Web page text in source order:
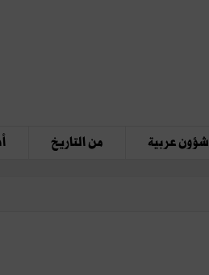
شؤون عربية من التاريخ